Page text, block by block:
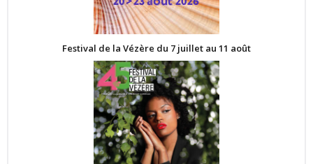
Festival de la Vézère du 7 juillet au 11 août